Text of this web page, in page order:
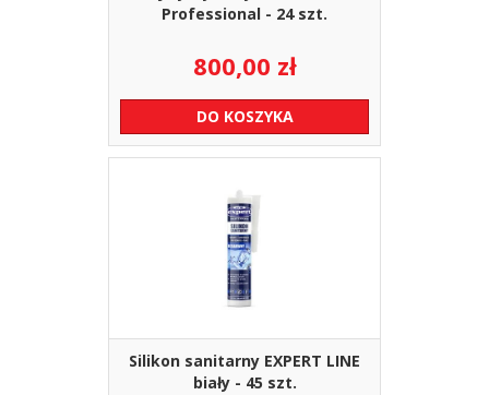
Professional - 24 szt.
800,00 zł
DO KOSZYKA
Silikon sanitarny EXPERT LINE
biały - 45 szt.